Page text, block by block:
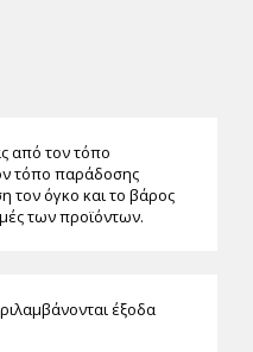
από τον τόπο
τόπο παράδοσης
τον όγκο και το βάρος
των προϊόντων.
έξοδα